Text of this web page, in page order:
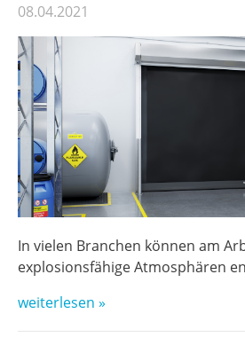
08.04.2021
In vielen Branchen können am
explosionsfähige Atmosphären
weiterlesen »